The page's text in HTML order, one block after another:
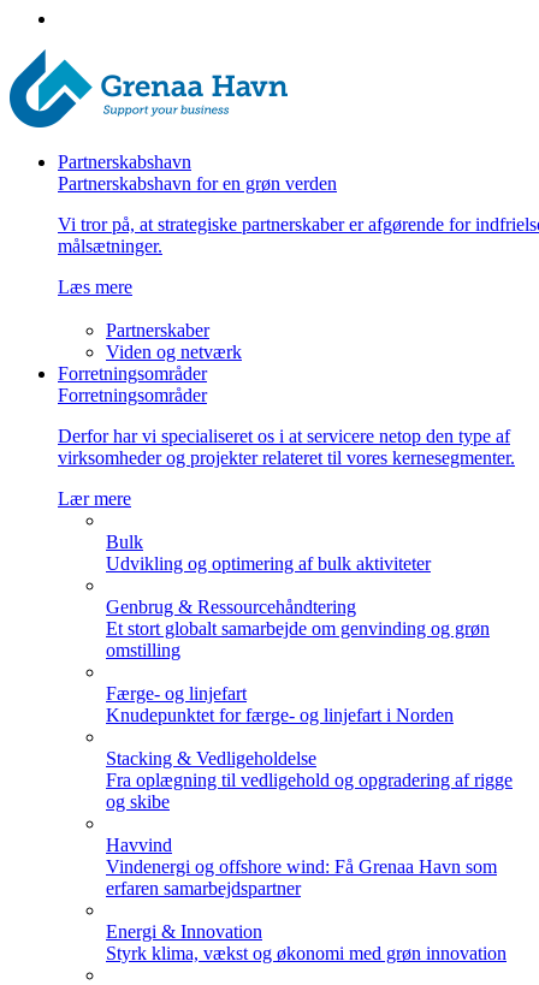
Partnerskabshavn
Partnerskabshavn for en grøn verden
Vi tror på, at strategiske partnerskaber er afgørende for
målsætninger.
Læs mere
Partnerskaber
Viden og netværk
Forretningsområder
Forretningsområder
Derfor har vi specialiseret os i at servicere netop den type af
virksomheder og projekter relateret til vores kernesegmenter.
Lær mere
Bulk
Udvikling og optimering af bulk aktiviteter
Genbrug & Ressourcehåndtering
Et stort globalt samarbejde om genvinding og grøn
omstilling
Færge- og linjefart
Knudepunktet for færge- og linjefart i Norden
Stacking & Vedligeholdelse
Fra oplægning til vedligehold og opgradering af rigge
og skibe
Havvind
Vindenergi og offshore wind: Få Grenaa Havn som
erfaren samarbejdspartner
Energi & Innovation
Styrk klima, vækst og økonomi med grøn innovation